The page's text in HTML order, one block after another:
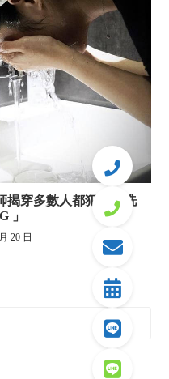
揭穿多數人都犯的「洗
」
20 日